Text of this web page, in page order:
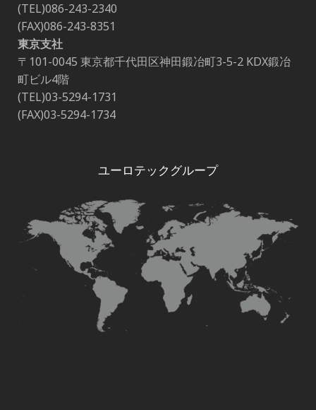
(TEL)086-243-2340
(FAX)086-243-8351
東京支社
〒101-0045 東京都千代田区神田鍛冶町3-5-2 KDX鍛冶
町ビル4階
(TEL)03-5294-1731
(FAX)03-5294-1734
ユーロテックグループ